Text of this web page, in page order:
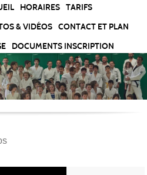
HORAIRES
TARIFS
& VIDÉOS
CONTACT ET PLAN
DOCUMENTS INSCRIPTION